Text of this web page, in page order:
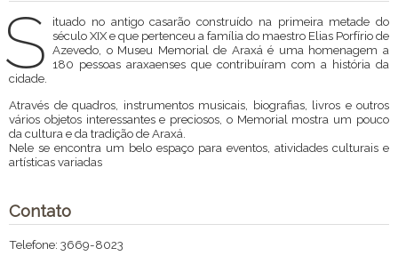
S
ituado no antigo casarão construído na primeira metade do
século XIX e que pertenceu a família do maestro Elias Porfírio de
Azevedo, o Museu Memorial de Araxá é uma homenagem a
180 pessoas araxaenses que contribuíram com a história da
cidade.
Através de quadros, instrumentos musicais, biografias, livros e outros
vários objetos interessantes e preciosos, o Memorial mostra um pouco
da cultura e da tradição de Araxá.
Nele se encontra um belo espaço para eventos, atividades culturais e
artísticas variadas
Contato
Telefone: 3669-8023